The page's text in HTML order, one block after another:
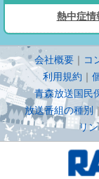
熱中症情
会社概要 ｜ コ
利用規約 ｜
青森放送国民
放送番組の種別
リ